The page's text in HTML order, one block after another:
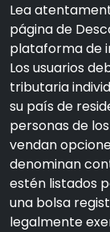
Lea
página de
plataforma de
Los usuarios
tributaria
su país de
personas de
vendan
denominan
estén listados
una bolsa
legalmente